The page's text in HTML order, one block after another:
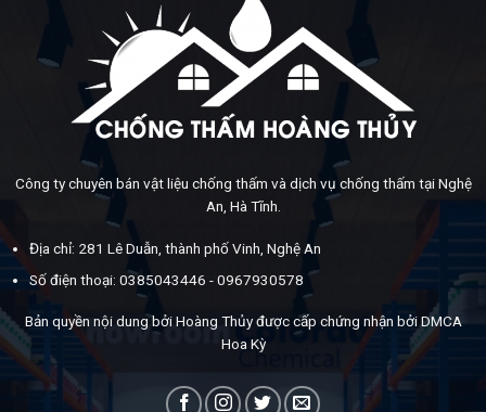
Công ty chuyên bán vật liệu chống thấm và dịch vụ chống thấm tại Nghệ
An, Hà Tĩnh.
Địa chỉ: 281 Lê Duẫn, thành phố Vinh, Nghệ An
Số điện thoại: 0385043446 - 0967930578
Bản quyền nội dung bởi Hoàng Thủy được cấp chứng nhận bởi DMCA
Hoa Kỳ